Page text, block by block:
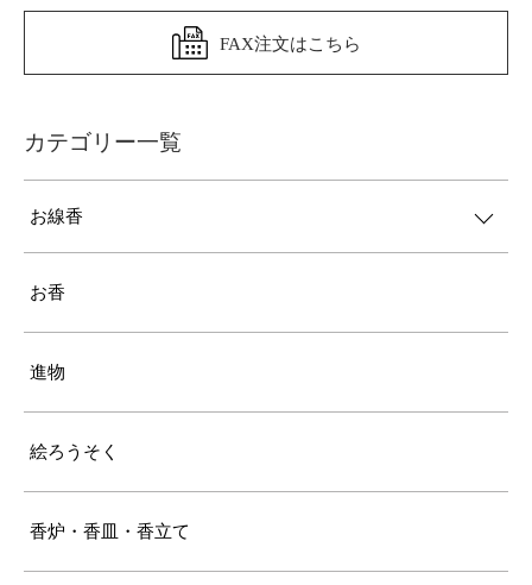
FAX注文はこちら
カテゴリー一覧
お線香
お香
進物
絵ろうそく
香炉・香皿・香立て